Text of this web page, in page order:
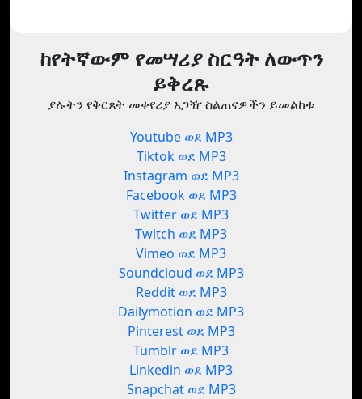
ከየትኛውም የመሣሪያ ስርዓት ለውጥን
ይቅረጹ
ያሉትን የቅርጸት መቀየሪያ አጋዥ ስልጠናዎችን ይመልከቱ
Youtube ወደ MP3
Tiktok ወደ MP3
Instagram ወደ MP3
Facebook ወደ MP3
Twitter ወደ MP3
Twitch ወደ MP3
Vimeo ወደ MP3
Soundcloud ወደ MP3
Reddit ወደ MP3
Dailymotion ወደ MP3
Pinterest ወደ MP3
Tumblr ወደ MP3
Linkedin ወደ MP3
Snapchat ወደ MP3